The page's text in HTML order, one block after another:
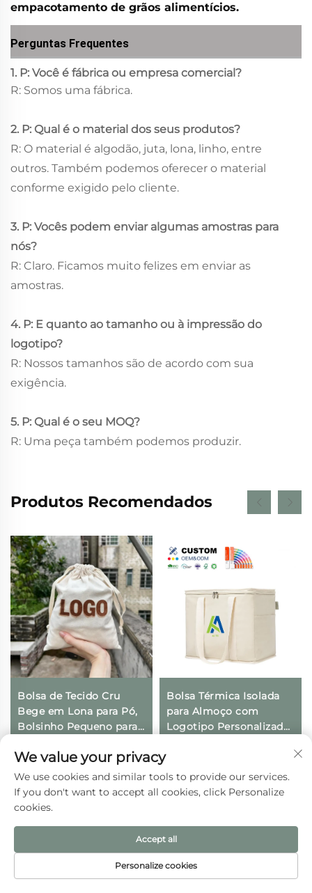
empacotamento de grãos alimentícios.
Perguntas Frequentes
1. P: Você é fábrica ou empresa comercial?
R: Somos uma fábrica.
2. P: Qual é o material dos seus produtos?
R: O material é algodão, juta, lona, linho, entre
outros. Também podemos oferecer o material
conforme exigido pelo cliente.
3. P: Vocês podem enviar algumas amostras para
nós?
R: Claro. Ficamos muito felizes em enviar as
amostras.
4. P: E quanto ao tamanho ou à impressão do
logotipo?
R: Nossos tamanhos são de acordo com sua
exigência.
5. P: Qual é o seu MOQ?
R: Uma peça também podemos produzir.
Produtos Recomendados
Bolsa de Tecido Cru
Bege em Lona para Pó,
Bolsinho Pequeno para
Impressão de Logotipo
Personalizado e Fecho
com Cordão para Uso
Diário, Viagens e
Bolsa Térmica Isolada
para Almoço com
Logotipo Personalizado,
Ecológica e Reutilizável,
para Embalagem de
We value your privacy
We use cookies and similar tools to provide our services.
If you don't want to accept all cookies, click Personalize
cookies.
Personalize cookies
Accept all